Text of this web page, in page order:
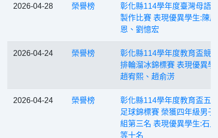
2026-04-28 榮譽榜
彰化縣114學年度臺灣母語
製作比賽 表現優異學生:陳慶
恩、劉憶宏
2026-04-24 榮譽榜
彰化縣114學年度教育盃競
排輪溜冰錦標賽 表現優異學
趙宥熙、趙俞淓
2026-04-24 榮譽榜
彰化縣114學年度教育盃五
足球錦標賽 榮獲四年級男子
組第三名 表現優異學生:石
等十名